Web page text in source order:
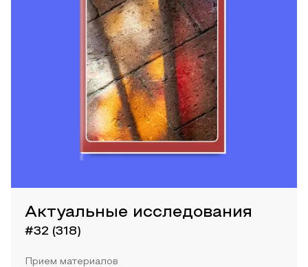
Актуальные исследования
#32 (318)
Прием материалов